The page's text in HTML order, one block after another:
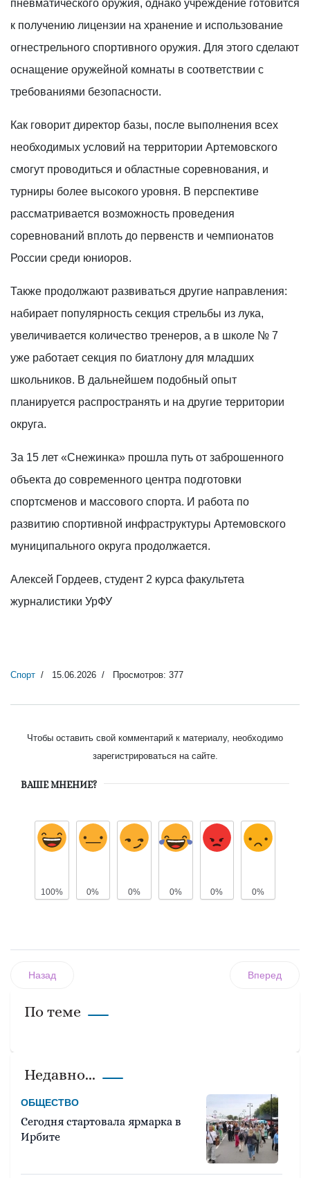
пневматического оружия, однако учреждение готовится
к получению лицензии на хранение и использование
огнестрельного спортивного оружия. Для этого сделают
оснащение оружейной комнаты в соответствии с
требованиями безопасности.
Как говорит директор базы, после выполнения всех
необходимых условий на территории Артемовского
смогут проводиться и областные соревнования, и
турниры более высокого уровня. В перспективе
рассматривается возможность проведения
соревнований вплоть до первенств и чемпионатов
России среди юниоров.
Также продолжают развиваться другие направления:
набирает популярность секция стрельбы из лука,
увеличивается количество тренеров, а в школе № 7
уже работает секция по биатлону для младших
школьников. В дальнейшем подобный опыт
планируется распространять и на другие территории
округа.
За 15 лет «Снежинка» прошла путь от заброшенного
объекта до современного центра подготовки
спортсменов и массового спорта. И работа по
развитию спортивной инфраструктуры Артемовского
муниципального округа продолжается.
Алексей Гордеев, студент 2 курса факультета
журналистики УрФУ
Спорт 15.06.2026 Просмотров: 377
Чтобы оставить свой комментарий к материалу, необходимо
зарегистрироваться на сайте.
ВАШЕ МНЕНИЕ?
100% 0% 0% 0% 0% 0%
Назад Вперед
По теме
Недавно...
ОБЩЕСТВО
Сегодня стартовала ярмарка в
Ирбите